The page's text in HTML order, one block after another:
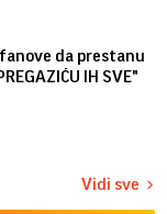
fanove da prestanu
IH SVE"
Vidi sve